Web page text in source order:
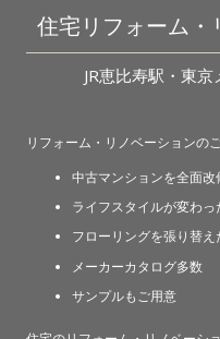
住宅リフォーム・
JR恵比寿駅・東
リフォーム・リノベーションの
中古マンションを全面改
ライフスタイルが変わ
フローリングを張り替え
メーカーカタログ多数
サンプルもご用意